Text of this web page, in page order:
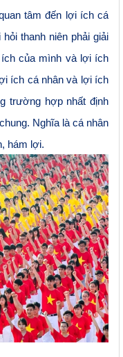
tâm đến lợi ích cá
thanh niên phải giải
của mình và lợi ích
ích cá nhân và lợi ích
trường hợp nhất định
Nghĩa là cá nhân
hám lợi.